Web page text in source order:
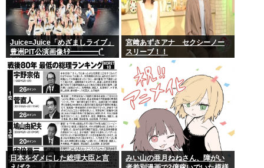
Juice=Juice「めざましライブ」
豊洲PIT公演画像ｷﾀ━━━━(ﾟ
∀ﾟ)━━━━!!
宮﨑あずさアナ セクシーノー
スリーブ！！
日本をダメにした総理大臣と言
みい山の亜月ねねさん、障がい